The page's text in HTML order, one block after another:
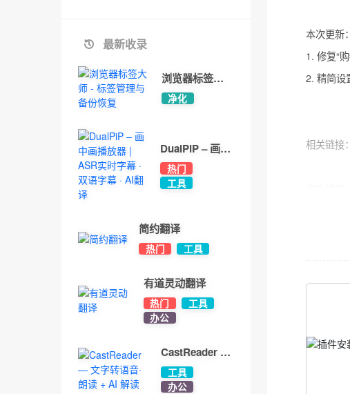
最新收录
浏览器标签大
师 - 标签管理与
备份恢复
净化
DualPiP – 画中
画播放器 | ASR
实时字幕 · 双语
字幕 · AI翻译
热门
工具
简约翻译
热门 工具
有道灵动翻译
热门
工具
办公
CastReader —
文字转语音·朗
读 + AI 解读
工具
办公
本次更新：
1. 修复“
2. 精简设
相关链接：